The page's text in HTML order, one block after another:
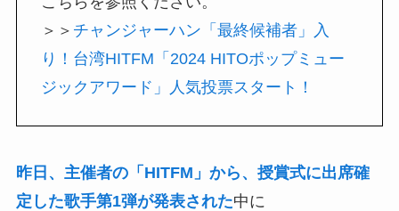
＞＞ チャンジャーハン「最終候補者」入
り！台湾HITFM「2024 HITOポップミュー
ジックアワード」人気投票スタート！
昨日、主催者の「HITFM」から、授賞式に出席確
定した歌手第1弾が発表された中に